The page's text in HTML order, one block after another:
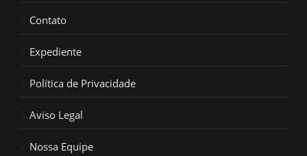
Contato
Expediente
Política de Privacidade
Aviso Legal
Nossa Equipe